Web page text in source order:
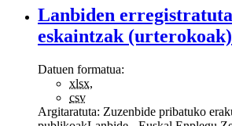
Lanbiden
eskaintzak (urterokoak)
Datuen formatua:
xlsx,
csv
Argitaratuta: Zuzenbide pribatuko